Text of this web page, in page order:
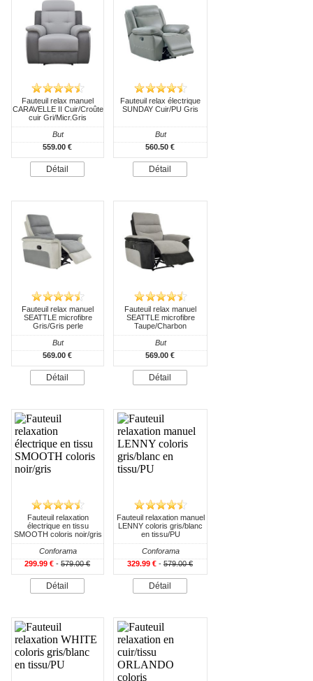
Fauteuil relax manuel
CARAVELLE II Cuir/Croûte
cuir Gri/Micr.Gris
But
559.00 €
Détail
Fauteuil relax électrique
SUNDAY Cuir/PU Gris
But
560.50 €
Détail
Fauteuil relax manuel
SEATTLE microfibre
Gris/Gris perle
But
569.00 €
Détail
Fauteuil relax manuel
SEATTLE microfibre
Taupe/Charbon
But
569.00 €
Détail
Fauteuil relaxation
électrique en tissu
SMOOTH coloris noir/gris
Conforama
299.99 € - 579.00 €
Détail
Fauteuil relaxation manuel
LENNY coloris gris/blanc
en tissu/PU
Conforama
329.99 € - 579.00 €
Détail